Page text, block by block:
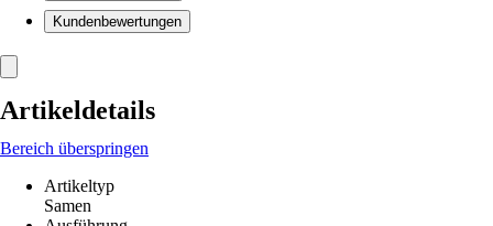
Kundenbewertungen
Artikeldetails
Bereich überspringen
Artikeltyp
Samen